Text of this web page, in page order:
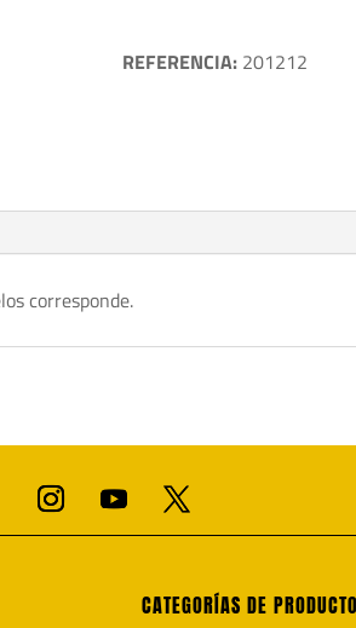
la
REFERENCIA:201212
corresponde.
CATEGORÍAS DE